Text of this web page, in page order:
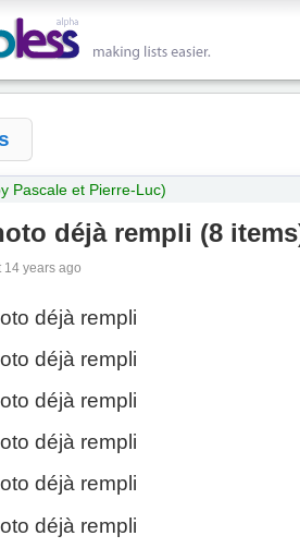
Pascale et Pierre-Luc)
déjà rempli (8 items
14 years ago
déjà rempli
déjà rempli
déjà rempli
déjà rempli
déjà rempli
déjà rempli